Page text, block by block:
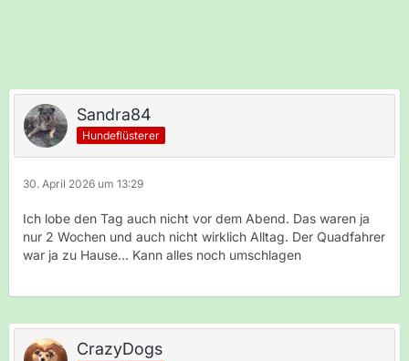
Sandra84
Hundeflüsterer
30. April 2026 um 13:29
Ich lobe den Tag auch nicht vor dem Abend. Das waren ja
nur 2 Wochen und auch nicht wirklich Alltag. Der Quadfahrer
war ja zu Hause... Kann alles noch umschlagen
CrazyDogs